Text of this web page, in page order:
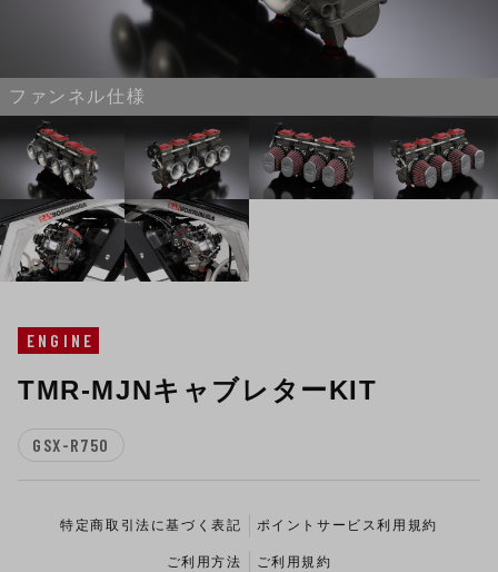
ファンネル仕様
ENGINE
TMR-MJNキャブレターKIT
GSX-R750
特定商取引法に基づく表記 ポイントサービス利用規約
ご利用方法 ご利用規約